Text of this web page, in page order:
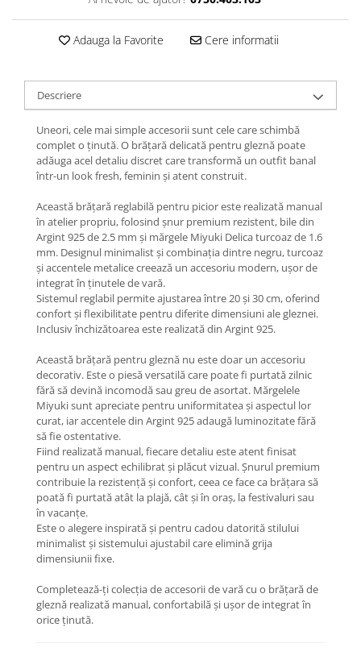
Lănțișoare cu Pietre Naturale
COLIERE CU PERLE
Coliere cu Perle Preciosa
Coliere cu Inimioare
Coliere cu Cruce
Coliere cu Stea
Coliere cu Soare
Coliere cu Semilună
Coliere cu Zodii
Coliere cu Flori
Coliere cu Animale
Coliere cu Molecule
Coliere Diverse
BRĂȚĂRI
BRĂȚĂRI CU ȘNUR REGLABIL
Brățări din Aur cu șnur reglabil
Brățări din Argint cu șnur reglabil
BRĂȚĂRI CU PIETRE SEMIPREȚIOASE
Brățări din Aur cu pietre
semiprețioase
Brățări din Argint cu pietre
semiprețioase
Brățări elastice cu pietre
semiprețioase
Brățări de picior din Aur
Brățări de picior din Argint
Adauga la Favorite Cere informatii
Descriere
Uneori, cele mai simple accesorii sunt cele care schimbă
complet o ținută. O brățară delicată pentru gleznă poate
adăuga acel detaliu discret care transformă un outfit banal
într-un look fresh, feminin și atent construit.
Această brățară reglabilă pentru picior este realizată manual
în atelier propriu, folosind șnur premium rezistent, bile din
Argint 925 de 2.5 mm și mărgele Miyuki Delica turcoaz de 1.6
mm. Designul minimalist și combinația dintre negru, turcoaz
și accentele metalice creează un accesoriu modern, ușor de
integrat în ținutele de vară.
Sistemul reglabil permite ajustarea între 20 și 30 cm, oferind
confort și flexibilitate pentru diferite dimensiuni ale gleznei.
Inclusiv închizătoarea este realizată din Argint 925.
Această brățară pentru gleznă nu este doar un accesoriu
decorativ. Este o piesă versatilă care poate fi purtată zilnic
fără să devină incomodă sau greu de asortat. Mărgelele
Miyuki sunt apreciate pentru uniformitatea și aspectul lor
curat, iar accentele din Argint 925 adaugă luminozitate fără
să fie ostentative.
Fiind realizată manual, fiecare detaliu este atent finisat
pentru un aspect echilibrat și plăcut vizual. Șnurul premium
contribuie la rezistență și confort, ceea ce face ca brățara să
poată fi purtată atât la plajă, cât și în oraș, la festivaluri sau
în vacanțe.
Este o alegere inspirată și pentru cadou datorită stilului
minimalist și sistemului ajustabil care elimină grija
dimensiunii fixe.
Completează-ți colecția de accesorii de vară cu o brățară de
gleznă realizată manual, confortabilă și ușor de integrat în
orice ținută.